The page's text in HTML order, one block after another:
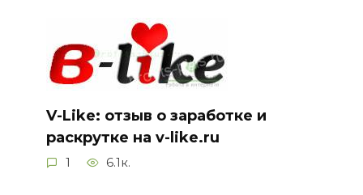
V-Like: отзыв о заработке и
раскрутке на v-like.ru
1 6.1к.